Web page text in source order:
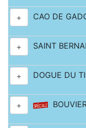
+ CAO DE
+ SAINT
+ DOGUE DU
+